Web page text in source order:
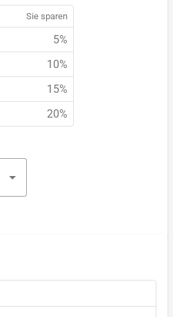
Sie sparen
5%
10%
15%
20%